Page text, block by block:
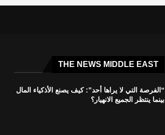
THE NEWS MIDDLE EAST
“الفرصة التي لا يراها أحد”: كيف يصنع الأذكياء المال
بينما ينتظر الجميع الانهيار؟